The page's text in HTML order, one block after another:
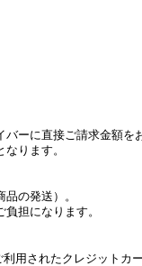
ーに直接ご請求金額を
ります。
の発送）。
担になります。
れたクレジットカー